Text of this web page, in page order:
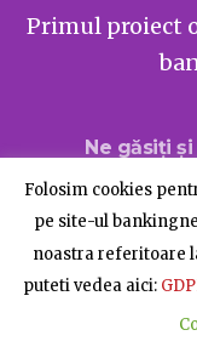
Primul proiect
Ne găsiți și
©
Despre
Folosim cookies
pe site-ul
noastra referitoare
puteti vedea aici: